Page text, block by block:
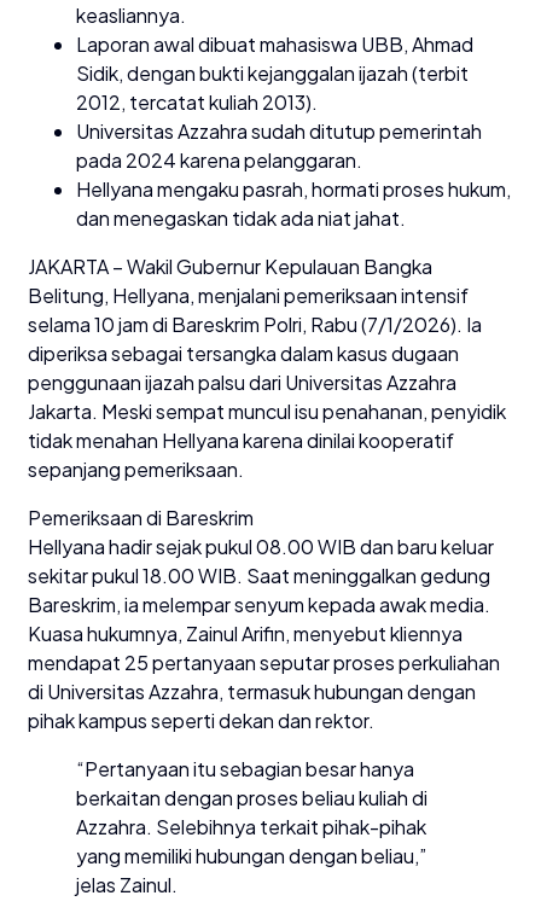
keasliannya.
Laporan awal dibuat mahasiswa UBB, Ahmad
Sidik, dengan bukti kejanggalan ijazah (terbit
2012, tercatat kuliah 2013).
Universitas Azzahra sudah ditutup pemerintah
pada 2024 karena pelanggaran.
Hellyana mengaku pasrah, hormati proses hukum,
dan menegaskan tidak ada niat jahat.
JAKARTA – Wakil Gubernur Kepulauan Bangka
Belitung, Hellyana, menjalani pemeriksaan intensif
selama 10 jam di Bareskrim Polri, Rabu (7/1/2026). Ia
diperiksa sebagai tersangka dalam kasus dugaan
penggunaan ijazah palsu dari Universitas Azzahra
Jakarta. Meski sempat muncul isu penahanan, penyidik
tidak menahan Hellyana karena dinilai kooperatif
sepanjang pemeriksaan.
Pemeriksaan di Bareskrim
Hellyana hadir sejak pukul 08.00 WIB dan baru keluar
sekitar pukul 18.00 WIB. Saat meninggalkan gedung
Bareskrim, ia melempar senyum kepada awak media.
Kuasa hukumnya, Zainul Arifin, menyebut kliennya
mendapat 25 pertanyaan seputar proses perkuliahan
di Universitas Azzahra, termasuk hubungan dengan
pihak kampus seperti dekan dan rektor.
“Pertanyaan itu sebagian besar hanya
berkaitan dengan proses beliau kuliah di
Azzahra. Selebihnya terkait pihak-pihak
yang memiliki hubungan dengan beliau,”
jelas Zainul.